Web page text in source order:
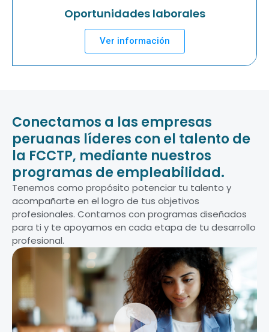
Oportunidades laborales
Ver información
Conectamos a las empresas
peruanas líderes con el talento de
la FCCTP, mediante nuestros
programas de empleabilidad.
Tenemos como propósito potenciar tu talento y
acompañarte en el logro de tus objetivos
profesionales. Contamos con programas diseñados
para ti y te apoyamos en cada etapa de tu desarrollo
profesional.